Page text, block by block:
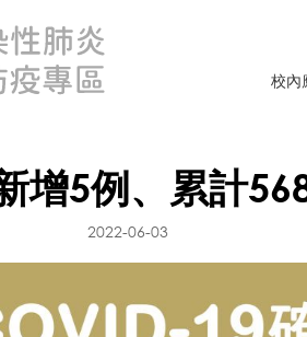
校內
增5例、累計
2022-06-03